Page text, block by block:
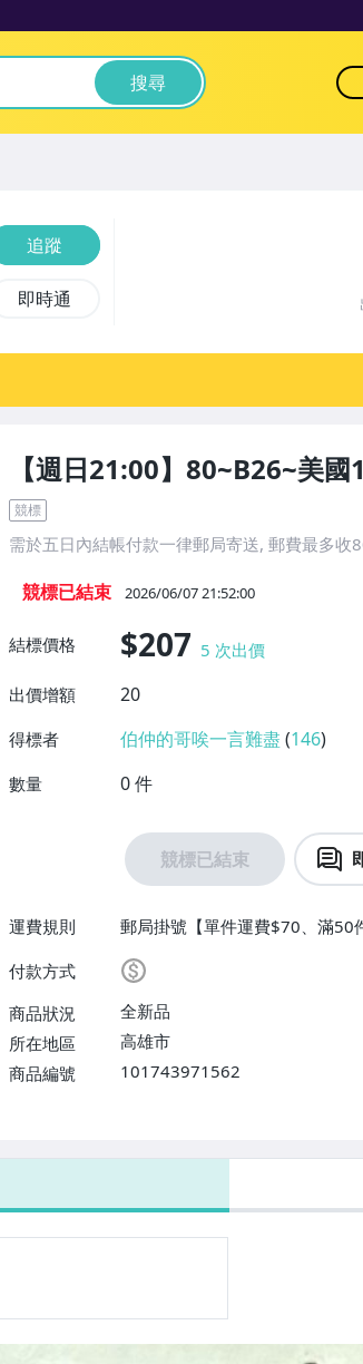
搜尋
【週日21:00】80~B26~美
競標
需於五日內結帳付款一律郵局寄送, 郵費最多
競標已結束 2026/06/07 21:52:00
結標價格 $207 5 次出價
出價增額
20
得標者 伯仲的哥唉一言難盡 (146)
數量 0件
競標已結束
運費規則
郵局掛號【單件運費$70、滿50
費】
付款方式
商品狀況
全新品
所在地區
高雄市
商品編號
101743971562
追蹤
即時通